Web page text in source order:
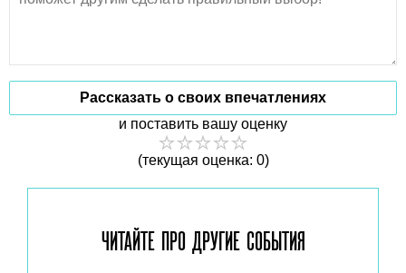
Рассказать о своих впечатлениях
и поставить вашу оценку
(текущая оценка: 0)
ЧИТАЙТЕ ПРО ДРУГИЕ СОБЫТИЯ